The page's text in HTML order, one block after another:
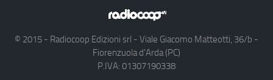
© 2015 - Radiocoop Edizioni srl - Viale Giacomo Matteotti, 36/b -
Fiorenzuola d'Arda (PC)
P.IVA: 01307190338